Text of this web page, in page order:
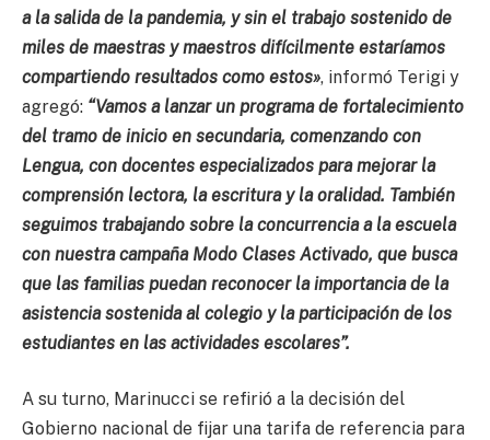
a la salida de la pandemia, y sin el trabajo sostenido de
miles de maestras y maestros difícilmente estaríamos
compartiendo resultados como estos», informó Terigi y
agregó: “Vamos a lanzar un programa de fortalecimiento
del tramo de inicio en secundaria, comenzando con
Lengua, con docentes especializados para mejorar la
comprensión lectora, la escritura y la oralidad. También
seguimos trabajando sobre la concurrencia a la escuela
con nuestra campaña Modo Clases Activado, que busca
que las familias puedan reconocer la importancia de la
asistencia sostenida al colegio y la participación de los
estudiantes en las actividades escolares”.
A su turno, Marinucci se refirió a la decisión del
Gobierno nacional de fijar una tarifa de referencia para